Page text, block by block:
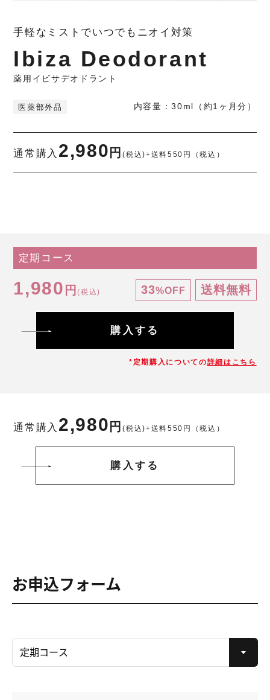
手軽なミストでいつでもニオイ対策
薬用イビサデオドラント
医薬部外品 内容量：30ml（約1ヶ月分）
通常購入 2,980 円(税込)+送料550円（税込）
定期コース
1,980 円(税込) 33%OFF 送料無料
購入する
*定期購入についての詳細はこちら
通常購入 2,980 円(税込)+送料550円（税込）
購入する
お申込フォーム